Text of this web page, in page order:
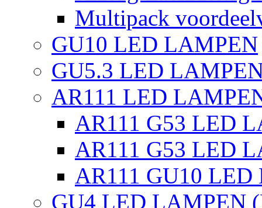
Multipack
GU10 LED LAMPEN
GU5.3 LED
AR111 LED
AR111 G53 LED
AR111 G53 LED
AR111 GU10
GU4 LED LAMPEN